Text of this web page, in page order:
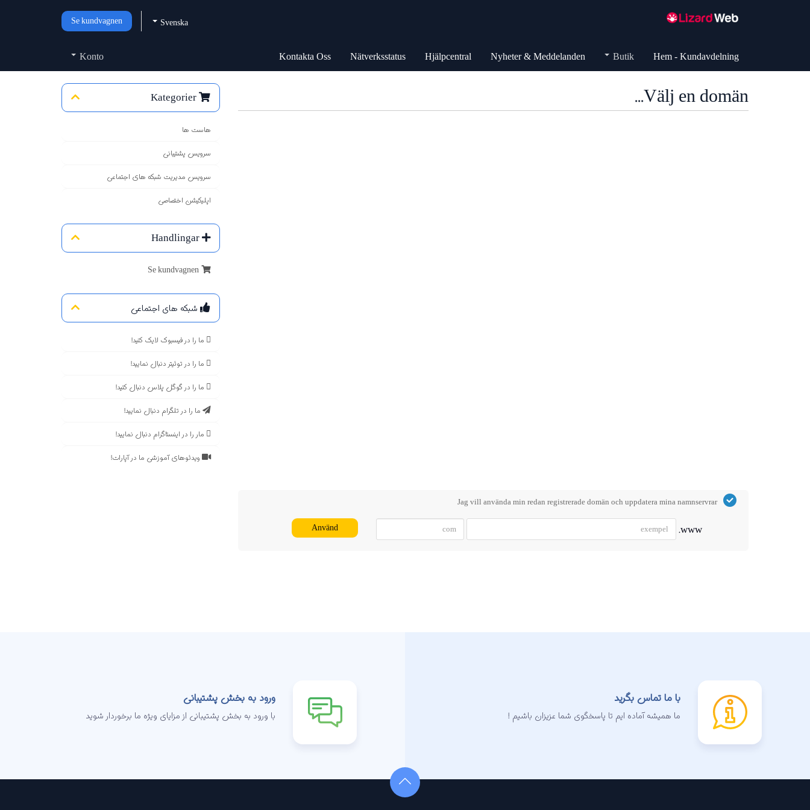
Svenska
Se kundvagnen
Hem - Kundavdelning
Butik
Nyheter & Meddelanden
Hjälpcentral
Nätverksstatus
Kontakta Oss
Konto
Välj en domän...
Kategorier
هاست ها
سرویس پشتیبانی
سرویس مدیریت شبکه های اجتماعی
اپلیکیشن اختصاصی
Handlingar
Se kundvagnen
شبکه های اجتماعی
ما را در فیسبوک لایک کنید!
ما را در توئیتر دنبال نمایید!
ما را در گوگل پلاس دنبال کنید!
ما را در تلگرام دنبال نمایید!
مار را در اینستاگرام دنبال نمایید!
ویدئوهای آموزشی ما در آپارات!
Jag vill använda min redan registrerade domän och uppdatera mina namnservrar
www.
Använd
با ما تماس بگرید
ما همیشه آماده ایم تا پاسخگوی شما عزیزان باشیم !
ورود به بخش پشتیبانی
با ورود به بخش پشتیبانی از مزایای ویژه ما برخوردار شوید